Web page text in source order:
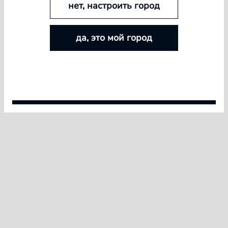
БОЛЬШЕ ЛИНЗ — БОЛЬШЕ СКИДКА
Покупайте контактные линзы Airway и увеличивайте
размер скидки — от 5% до 15%
нет, настроить город
да, это мой город